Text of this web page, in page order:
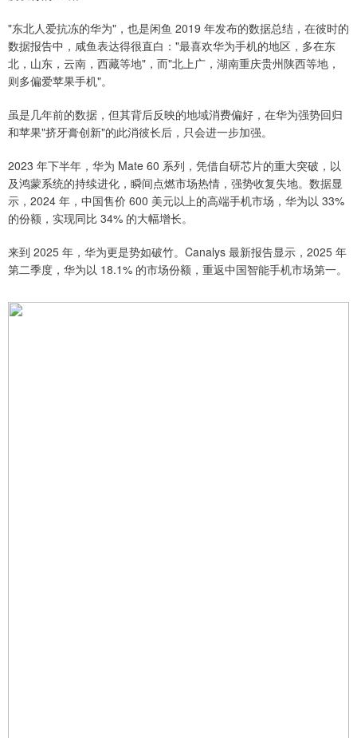
"东北人爱抗冻的华为"，也是闲鱼 2019 年发布的数据总结，在彼时的
数据报告中，咸鱼表达得很直白："最喜欢华为手机的地区，多在东
北，山东，云南，西藏等地"，而"北上广，湖南重庆贵州陕西等地，
则多偏爱苹果手机"。
虽是几年前的数据，但其背后反映的地域消费偏好，在华为强势回归
和苹果"挤牙膏创新"的此消彼长后，只会进一步加强。
2023 年下半年，华为 Mate 60 系列，凭借自研芯片的重大突破，以
及鸿蒙系统的持续进化，瞬间点燃市场热情，强势收复失地。数据显
示，2024 年，中国售价 600 美元以上的高端手机市场，华为以 33%
的份额，实现同比 34% 的大幅增长。
来到 2025 年，华为更是势如破竹。Canalys 最新报告显示，2025 年
第二季度，华为以 18.1% 的市场份额，重返中国智能手机市场第一。